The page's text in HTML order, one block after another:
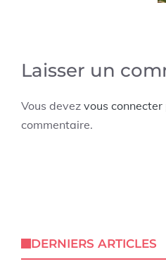
Laisser un
Vous devez vous connecter
commentaire.
DERNIERS ARTICLES